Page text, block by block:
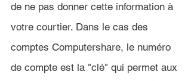
de ne pas donner cette information à
votre courtier. Dans le cas des
comptes Computershare, le numéro
de compte est la "clé" qui permet aux